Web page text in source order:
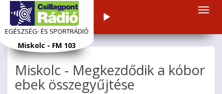
Ugrás
a
tartalomra
EGÉSZSÉG- ÉS SPORTRÁDIÓ
Miskolc - FM 103
Audiolejátszó
Miskolc - Megkezdődik a kóbor
ebek összegyűjtése